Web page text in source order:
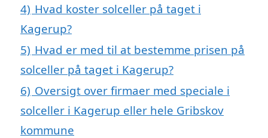
4) Hvad koster solceller på taget i
Kagerup?
5) Hvad er med til at bestemme prisen på
solceller på taget i Kagerup?
6) Oversigt over firmaer med speciale i
solceller i Kagerup eller hele Gribskov
kommune